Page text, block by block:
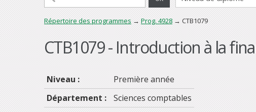
Répertoire des programmes → Prog. 4928 → CTB1079
CTB1079 - Introduction à la
Niveau :
Première année
Département :
Sciences comptables